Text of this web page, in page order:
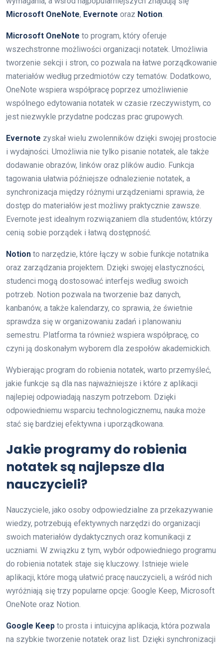
Microsoft OneNote, Evernote oraz Notion
Microsoft OneNote to program, który oferuje
wszechstronne możliwości organizacji notatek. Umożliwia
tworzenie sekcji i stron, co pozwala na łatwe porządkowanie
materiałów według przedmiotów czy tematów. Dodatkowo,
OneNote wspiera współpracę poprzez umożliwienie
wspólnego edytowania notatek w czasie rzeczywistym, co
jest niezwykle przydatne podczas prac grupowych.
Evernote zyskał wielu zwolenników dzięki swojej prostocie
i wydajności. Umożliwia nie tylko pisanie notatek, ale także
dodawanie obrazów, linków oraz plików audio. Funkcja
tagowania ułatwia późniejsze odnalezienie notatek, a
synchronizacja między różnymi urządzeniami sprawia, że
dostęp do materiałów jest możliwy praktycznie zawsze.
Evernote jest idealnym rozwiązaniem dla studentów, którzy
cenią sobie porządek i łatwą dostępność.
Notion to narzędzie, które łączy w sobie funkcje notatnika
oraz zarządzania projektem. Dzięki swojej elastyczności,
studenci mogą dostosować interfejs według swoich
potrzeb. Notion pozwala na tworzenie baz danych,
kanbanów, a także kalendarzy, co sprawia, że świetnie
sprawdza się w organizowaniu zadań i planowaniu
semestru. Platforma ta również wspiera współpracę, co
czyni ją doskonałym wyborem dla zespołów akademickich.
Wybierając program do robienia notatek, warto przemyśleć,
jakie funkcje są dla nas najważniejsze i które z aplikacji
najlepiej odpowiadają naszym potrzebom. Dzięki
odpowiedniemu wsparciu technologicznemu, nauka może
stać się bardziej efektywna i uporządkowana.
Jakie programy do robienia
notatek są najlepsze dla
nauczycieli?
Nauczyciele, jako osoby odpowiedzialne za przekazywanie
wiedzy, potrzebują efektywnych narzędzi do organizacji
swoich materiałów dydaktycznych oraz komunikacji z
uczniami. W związku z tym, wybór odpowiedniego programu
do robienia notatek staje się kluczowy. Istnieje wiele
aplikacji, które mogą ułatwić pracę nauczycieli, a wśród nich
wyróżniają się trzy popularne opcje: Google Keep, Microsoft
OneNote oraz Notion.
Google Keep to prosta i intuicyjna aplikacja, która pozwala
na szybkie tworzenie notatek oraz list. Dzięki synchronizacji